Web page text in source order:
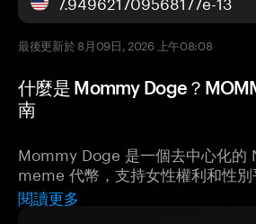
最後更新於 8月09日, 2026 上午08:08
什麼是 Mommy Doge？
南
Mommy Doge 是一個去中心化的
meme 代幣，支持女性權利和性別
閱讀更多